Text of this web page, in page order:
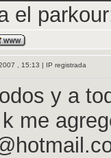
el
, 15:13 | IP registrada
y a
me